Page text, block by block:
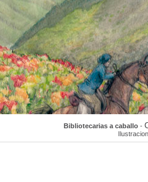
Bibliotecarias a caballo -